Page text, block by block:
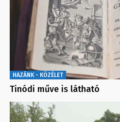
HAZÁNK - KÖZÉLET
Tinódi műve is látható